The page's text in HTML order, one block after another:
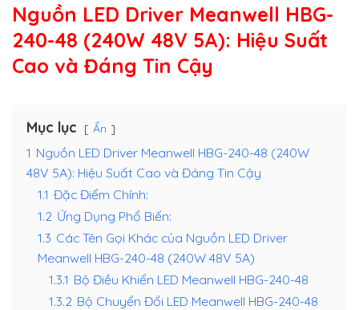
Nguồn LED Driver Meanwell HBG-
240-48 (240W 48V 5A): Hiệu Suất
Cao và Đáng Tin Cậy
Mục lục Ẩn
1 Nguồn LED Driver Meanwell HBG-240-48 (240W
48V 5A): Hiệu Suất Cao và Đáng Tin Cậy
1.1 Đặc Điểm Chính:
1.2 Ứng Dụng Phổ Biến:
1.3 Các Tên Gọi Khác của Nguồn LED Driver
Meanwell HBG-240-48 (240W 48V 5A)
1.3.1 Bộ Điều Khiển LED Meanwell HBG-240-48
1.3.2 Bộ Chuyển Đổi LED Meanwell HBG-240-48